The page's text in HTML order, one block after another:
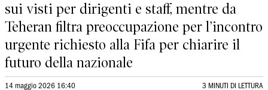
sui visti per dirigenti e staff, mentre da
Teheran filtra preoccupazione per l’incontro
urgente richiesto alla Fifa per chiarire il
futuro della nazionale
14 maggio 2026 16:40 3 MINUTI DI LETTURA